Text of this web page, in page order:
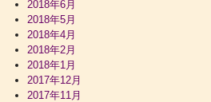
2018年6月
2018年5月
2018年4月
2018年2月
2018年1月
2017年12月
2017年11月